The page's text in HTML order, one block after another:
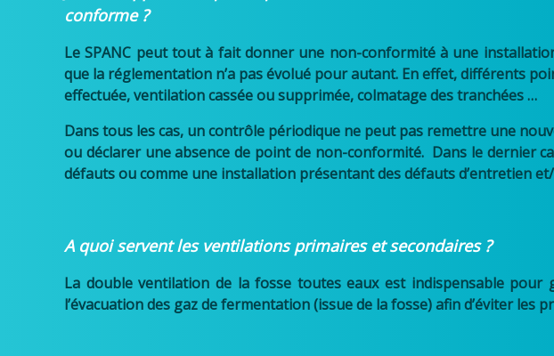
conforme ?
Le SPANC peut tout à fait donner une non-conformité à une
que la réglementation n’a pas évolué pour autant. En effet, différents
effectuée, ventilation cassée ou supprimée, colmatage des tranchées …
Dans tous les cas, un contrôle périodique ne peut pas remettre une
ou déclarer une absence de point de non-conformité. Dans le dernier
défauts ou comme une installation présentant des défauts d’entretien
A quoi servent les ventilations primaires et secondaires ?
La double ventilation de la fosse toutes eaux est indispensable
l’évacuation des gaz de fermentation (issue de la fosse) afin d’éviter